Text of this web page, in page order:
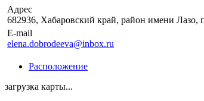
Адрес
682936, Хабаровский край, район имени
E-mail
elena.dobrodeeva@inbox.ru
Расположение
загрузка карты...